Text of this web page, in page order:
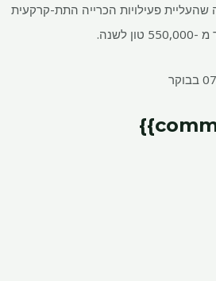
שהעליית פעילויות הכרייה התת-קרקעית
לשנה.